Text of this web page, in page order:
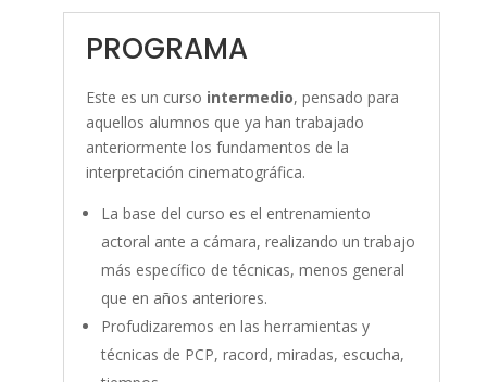
PROGRAMA
Este es un curso intermedio, pensado para
aquellos alumnos que ya han trabajado
anteriormente los fundamentos de la
interpretación cinematográfica.
La base del curso es el entrenamiento
actoral ante a cámara, realizando un trabajo
más específico de técnicas, menos general
que en años anteriores.
Profudizaremos en las herramientas y
técnicas de PCP, racord, miradas, escucha,